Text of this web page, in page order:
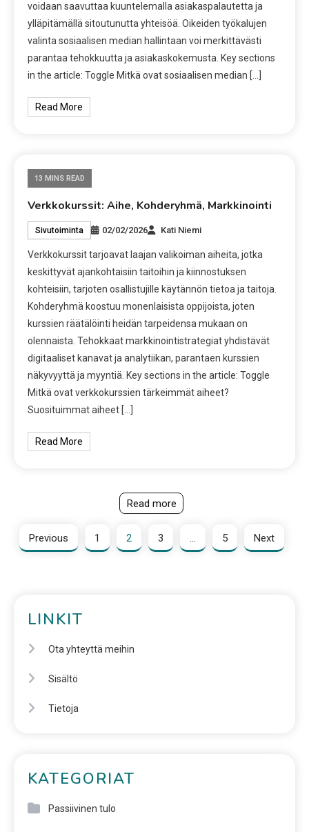
voidaan saavuttaa kuuntelemalla asiakaspalautetta ja
ylläpitämällä sitoutunutta yhteisöä. Oikeiden työkalujen
valinta sosiaalisen median hallintaan voi merkittävästi
parantaa tehokkuutta ja asiakaskokemusta. Key sections
in the article: Toggle Mitkä ovat sosiaalisen median […]
Read More
13 MINS READ
Verkkokurssit: Aihe, Kohderyhmä, Markkinointi
Sivutoiminta 02/02/2026 Kati Niemi
Verkkokurssit tarjoavat laajan valikoiman aiheita, jotka
keskittyvät ajankohtaisiin taitoihin ja kiinnostuksen
kohteisiin, tarjoten osallistujille käytännön tietoa ja taitoja.
Kohderyhmä koostuu monenlaisista oppijoista, joten
kurssien räätälöinti heidän tarpeidensa mukaan on
olennaista. Tehokkaat markkinointistrategiat yhdistävät
digitaaliset kanavat ja analytiikan, parantaen kurssien
näkyvyyttä ja myyntiä. Key sections in the article: Toggle
Mitkä ovat verkkokurssien tärkeimmät aiheet?
Suosituimmat aiheet […]
Read More
Read more
Previous 1 2 3 … 5 Next
LINKIT
Ota yhteyttä meihin
Sisältö
Tietoja
KATEGORIAT
Passiivinen tulo